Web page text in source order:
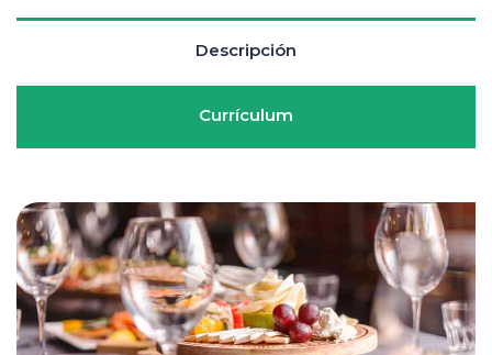
Descripción
Currículum